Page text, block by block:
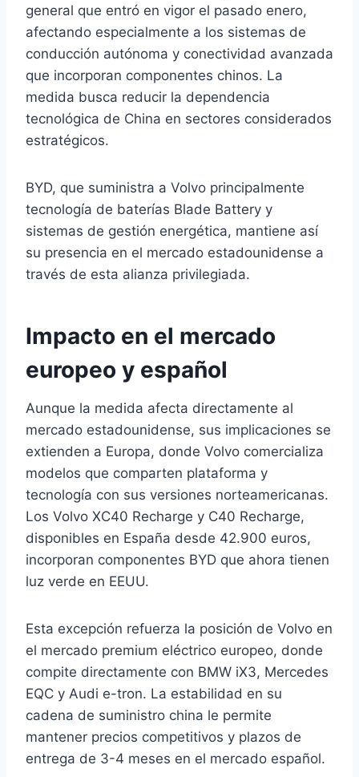
general que entró en vigor el pasado enero,
afectando especialmente a los sistemas de
conducción autónoma y conectividad avanzada
que incorporan componentes chinos. La
medida busca reducir la dependencia
tecnológica de China en sectores considerados
estratégicos.
BYD, que suministra a Volvo principalmente
tecnología de baterías Blade Battery y
sistemas de gestión energética, mantiene así
su presencia en el mercado estadounidense a
través de esta alianza privilegiada.
Impacto en el mercado
europeo y español
Aunque la medida afecta directamente al
mercado estadounidense, sus implicaciones se
extienden a Europa, donde Volvo comercializa
modelos que comparten plataforma y
tecnología con sus versiones norteamericanas.
Los Volvo XC40 Recharge y C40 Recharge,
disponibles en España desde 42.900 euros,
incorporan componentes BYD que ahora tienen
luz verde en EEUU.
Esta excepción refuerza la posición de Volvo en
el mercado premium eléctrico europeo, donde
compite directamente con BMW iX3, Mercedes
EQC y Audi e-tron. La estabilidad en su
cadena de suministro china le permite
mantener precios competitivos y plazos de
entrega de 3-4 meses en el mercado español.